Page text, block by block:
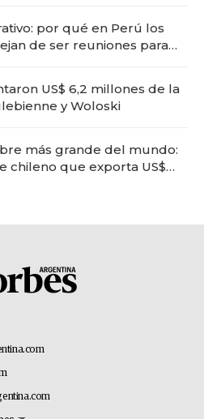
por qué en Perú los
de ser reuniones para
US$ 6,2 millones de la
y Woloski
más grande del mundo:
chileno que exporta US$